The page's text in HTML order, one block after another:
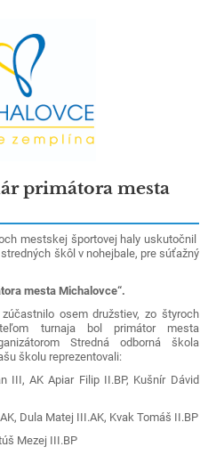
primátora mesta
mestskej športovej haly uskutočnil
škôl v nohejbale, pre súťažný
mesta Michalovce“.
osem družstiev, zo štyroch
turnaja bol primátor mesta
Stredná odborná škola
školu reprezentovali:
III, AK Apiar Filip II.BP, Kušnír Dávid
Dula Matej III.AK, Kvak Tomáš II.BP
Mezej III.BP